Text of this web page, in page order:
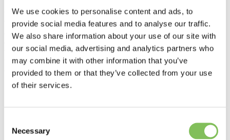
We use cookies to personalise content and ads, to
provide social media features and to analyse our traffic.
We also share information about your use of our site with
our social media, advertising and analytics partners who
may combine it with other information that you’ve
provided to them or that they’ve collected from your use
of their services.
Selection
Necessary
Wij zijn voorstander van het recyclen van afval - en daarmee het
behoud van grondstoffen en groei in kennis - in Európa. De
oplossing is niet het exporteren van kunststofafval naar Azië, de
oplossing creëren we zelf. Daarom hebben we in Europa
verschillende vestigingen, waarmee we onze volumes verder
uitbouwen, meer impact hebben én op steeds meer plaatsen lokaal
circulair zijn.